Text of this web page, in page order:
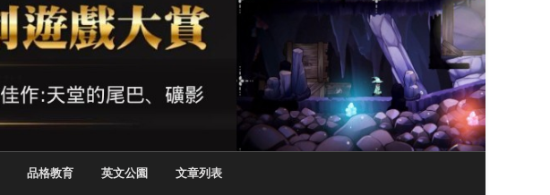
品格教育 英文公園 文章列表